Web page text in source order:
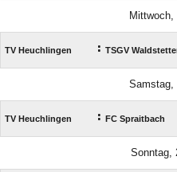
Mittwoch,
TV Heuchlingen : TSGV
Samstag,
TV Heuchlingen : FC Spraitbach
Sonntag,